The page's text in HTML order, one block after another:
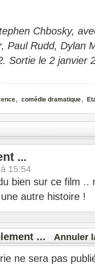
Chbosky,
Paul Rudd, Dylan
Sortie le 2 janvier
, comédie dramatique,
...
15:54
bien sur ce film ..
autre histoire !
... Annuler
ne sera pas